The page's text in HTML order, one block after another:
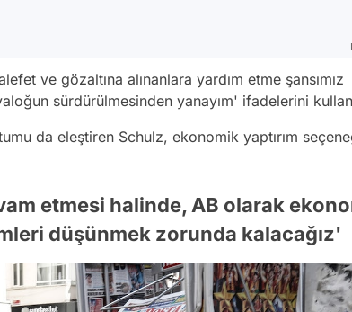
ve gözaltına alınanlara yardım etme şansımız
sürdürülmesinden yanayım' ifadelerini
da eleştiren Schulz, ekonomik yaptırım
etmesi halinde, AB olarak
düşünmek zorunda kalacağız'